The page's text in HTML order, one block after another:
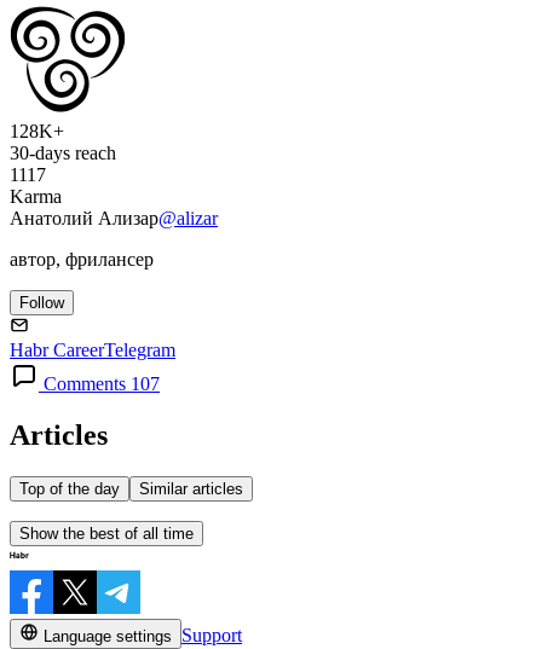
128K+
30-days reach
1117
Karma
Анатолий Ализар@alizar
автор, фрилансер
Follow
Habr CareerTelegram
Comments 107
Articles
Top of the day Similar articles
Show the best of all time
Language settings
Support